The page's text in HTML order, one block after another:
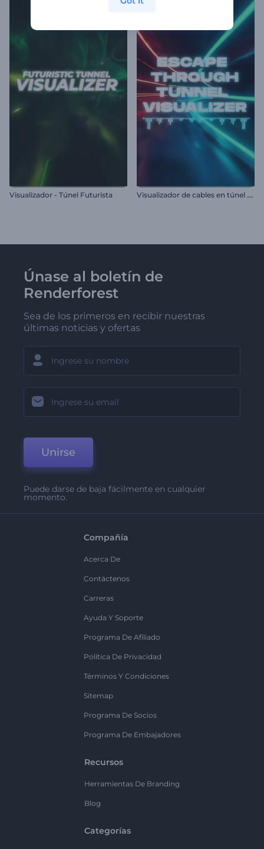
Visualizador - Túnel Futurista V
isualizador de cables en túnel de neón
Únase al boletín de
Renderforest
Sea de los primeros en recibir nuestras
últimas noticias y ofertas
Unirse
Puede darse de baja fácilmente en cualquier
momento.
Compañía
Acerca De
Contáctenos
Carreras
Ayuda Y Soporte
Programa De Afiliado
Política De Privacidad
Términos Y Condiciones
Sitemap
Programa De Socios
Programa De Embajadores
Recursos
Herramientas De Branding
Blog
Categorías